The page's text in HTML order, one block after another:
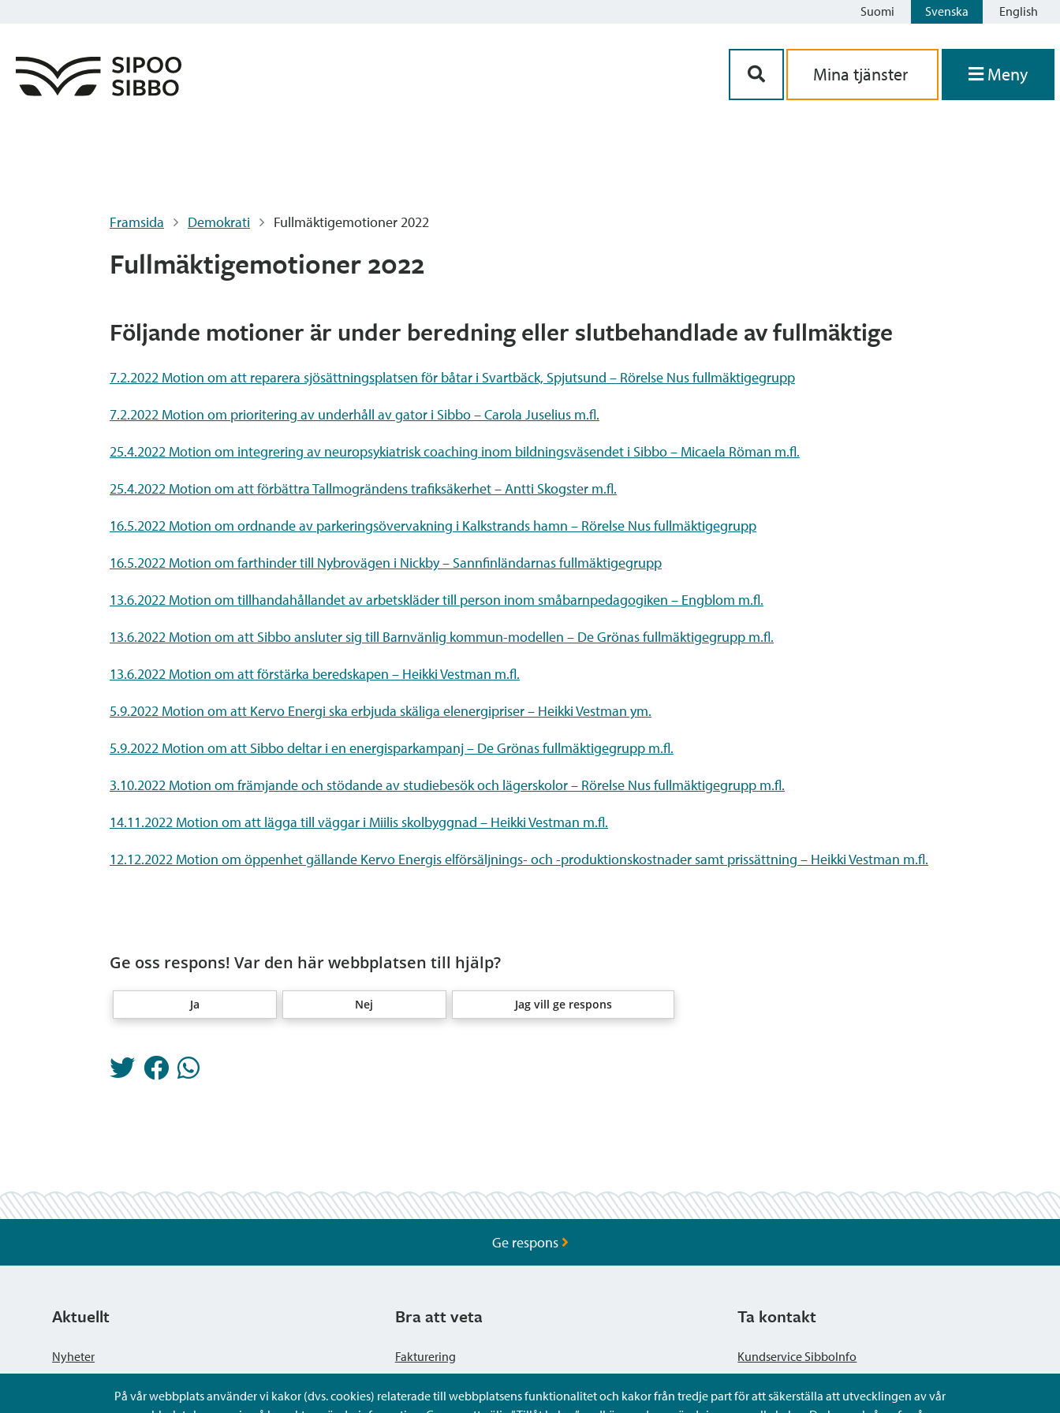
Suomi Svenska English
Mina tjänster Meny
Framsida Demokrati Fullmäktigemotioner 2022
Fullmäktigemotioner 2022
Följande motioner är under beredning eller slutbehandlade av fullmäktige
7.2.2022 Motion om att reparera sjösättningsplatsen för båtar i Svartbäck, Spjutsund – Rörelse Nus fullmäktigegrupp
7.2.2022 Motion om prioritering av underhåll av gator i Sibbo – Carola Juselius m.fl.
25.4.2022 Motion om integrering av neuropsykiatrisk coaching inom bildningsväsendet i Sibbo – Micaela Röman m.fl.
25.4.2022 Motion om att förbättra Tallmogrändens trafiksäkerhet – Antti Skogster m.fl.
16.5.2022 Motion om ordnande av parkeringsövervakning i Kalkstrands hamn – Rörelse Nus fullmäktigegrupp
16.5.2022 Motion om farthinder till Nybrovägen i Nickby – Sannfinländarnas fullmäktigegrupp
13.6.2022 Motion om tillhandahållandet av arbetskläder till person inom småbarnpedagogiken – Engblom m.fl.
13.6.2022 Motion om att Sibbo ansluter sig till Barnvänlig kommun-modellen – De Grönas fullmäktigegrupp m.fl.
13.6.2022 Motion om att förstärka beredskapen – Heikki Vestman m.fl.
5.9.2022 Motion om att Kervo Energi ska erbjuda skäliga elenergipriser – Heikki Vestman ym.
5.9.2022 Motion om att Sibbo deltar i en energisparkampanj – De Grönas fullmäktigegrupp m.fl.
3.10.2022 Motion om främjande och stödande av studiebesök och lägerskolor – Rörelse Nus fullmäktigegrupp m.fl.
14.11.2022 Motion om att lägga till väggar i Miilis skolbyggnad – Heikki Vestman m.fl.
12.12.2022 Motion om öppenhet gällande Kervo Energis elförsäljnings- och -produktionskostnader samt prissättning – Heikki Vestman m.fl.
Ge oss respons! Var den här webbplatsen till hjälp?
Ja Nej Jag vill ge respons
På vår webbplats använder vi kakor (dvs. cookies) relaterade till webbplatsens funktionalitet och kakor från tredje part för att säkerställa att utvecklingen av vår
Ge respons
Aktuellt
Nyheter
Kungörelser
Bra att veta
Fakturering
Dataskyddsbeskrivning
Ta kontakt
Kundservice SibboInfo
Ge anonym respons